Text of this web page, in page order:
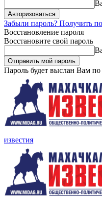
Забыли пароль? Получить
Восстановление пароля
Восстановите свой пароль
Пароль будет выслан Вам по
известия